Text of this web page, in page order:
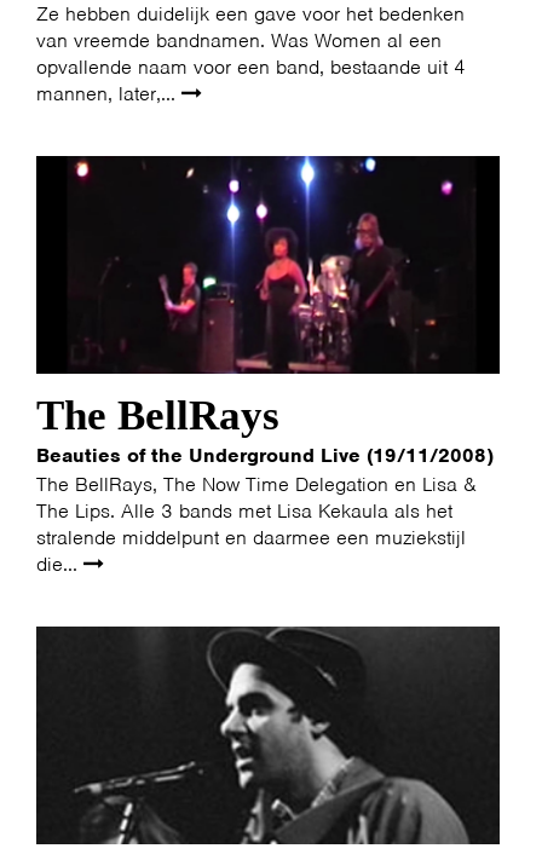
Ze hebben duidelijk een gave voor het bedenken
van vreemde bandnamen. Was Women al een
opvallende naam voor een band, bestaande uit 4
mannen, later,...
The BellRays
Beauties of the Underground Live (19/11/2008)
The BellRays, The Now Time Delegation en Lisa &
The Lips. Alle 3 bands met Lisa Kekaula als het
stralende middelpunt en daarmee een muziekstijl
die...